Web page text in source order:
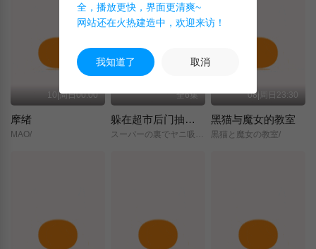
10|周日00:00
摩绪
MAO/
全6集
躲在超市后门抽烟的两人
スーパーの裏でヤニ吸うふたり/
08|周日23:30
黑猫与魔女的教室
黒猫と魔女の教室/
全，播放更快，界面更清爽~
网站还在火热建造中，欢迎来访！
我知道了 取消